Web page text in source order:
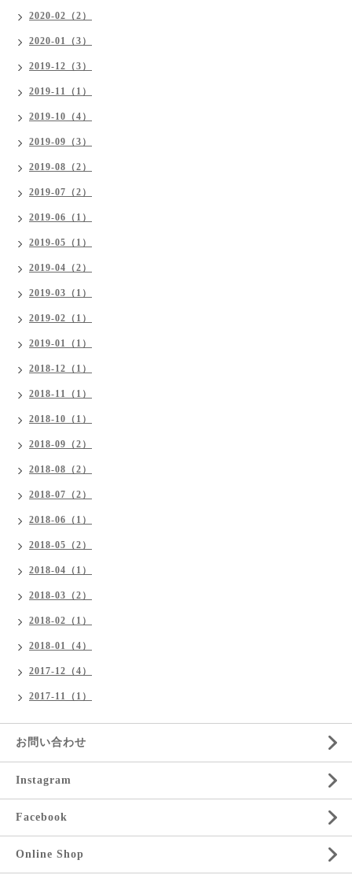
2020-02（2）
2020-01（3）
2019-12（3）
2019-11（1）
2019-10（4）
2019-09（3）
2019-08（2）
2019-07（2）
2019-06（1）
2019-05（1）
2019-04（2）
2019-03（1）
2019-02（1）
2019-01（1）
2018-12（1）
2018-11（1）
2018-10（1）
2018-09（2）
2018-08（2）
2018-07（2）
2018-06（1）
2018-05（2）
2018-04（1）
2018-03（2）
2018-02（1）
2018-01（4）
2017-12（4）
2017-11（1）
お問い合わせ
Instagram
Facebook
Online Shop